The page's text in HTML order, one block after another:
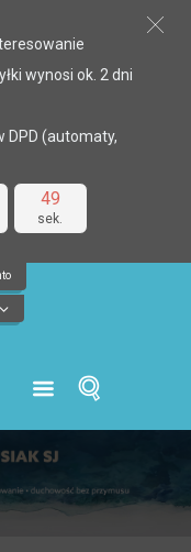
48
sek.
wynosi ok. 2 dni
DPD (automaty,